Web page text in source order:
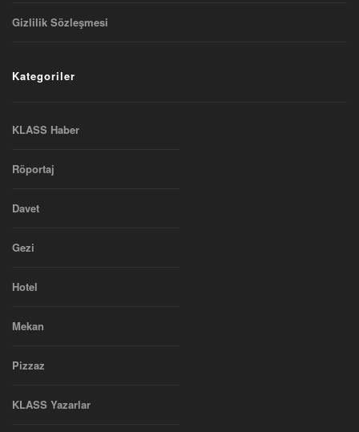
Gizlilik Sözleşmesi
Kategoriler
KLASS Haber
Röportaj
Davet
Gezi
Hotel
Mekan
Pizzaz
KLASS Yazarlar